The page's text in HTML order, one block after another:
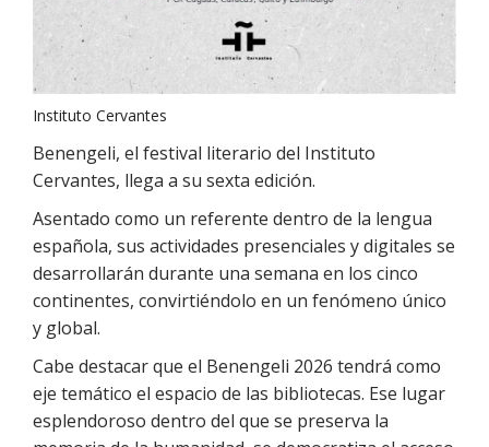
Instituto Cervantes
Benengeli, el festival literario del Instituto
Cervantes, llega a su sexta edición.
Asentado como un referente dentro de la lengua
española, sus actividades presenciales y digitales se
desarrollarán durante una semana en los cinco
continentes, convirtiéndolo en un fenómeno único
y global.
Cabe destacar que el Benengeli 2026 tendrá como
eje temático el espacio de las bibliotecas. Ese lugar
esplendoroso dentro del que se preserva la